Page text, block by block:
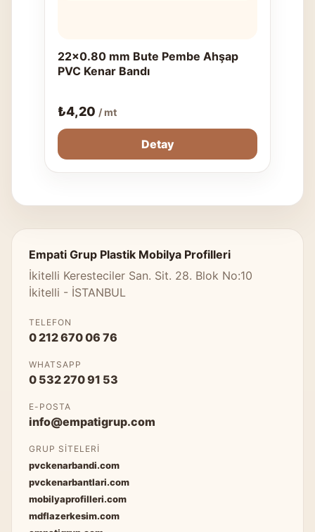
22x0.80 mm Bute Pembe Ahşap
PVC Kenar Bandı
₺4,20 / mt
Detay
Empati Grup Plastik Mobilya Profilleri
İkitelli Keresteciler San. Sit. 28. Blok No:10
İkitelli - İSTANBUL
TELEFON
0 212 670 06 76
WHATSAPP
0 532 270 91 53
E-POSTA
info@empatigrup.com
GRUP SITELERI
pvckenarbandi.com
pvckenarbantlari.com
mobilyaprofilleri.com
mdflazerkesim.com